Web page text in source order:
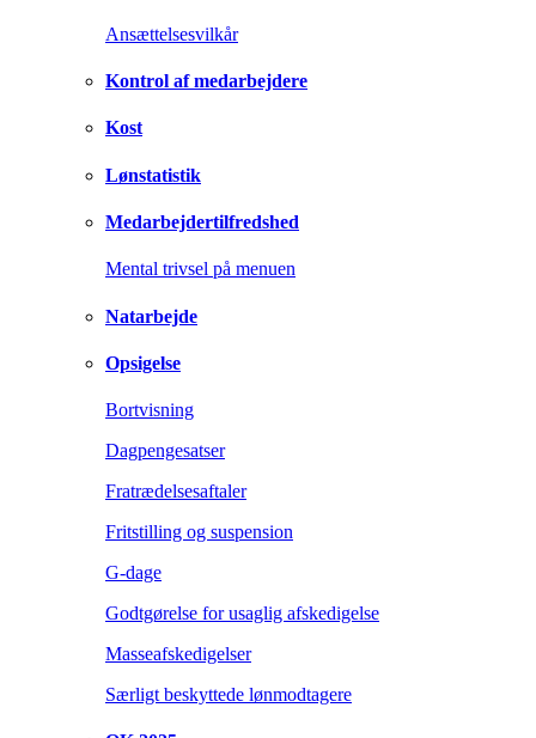
Ansættelsesvilkår
Kontrol af medarbejdere
Kost
Lønstatistik
Medarbejdertilfredshed
Mental trivsel på menuen
Natarbejde
Opsigelse
Bortvisning
Dagpengesatser
Fratrædelsesaftaler
Fritstilling og suspension
G-dage
Godtgørelse for usaglig afskedigelse
Masseafskedigelser
Særligt beskyttede lønmodtagere